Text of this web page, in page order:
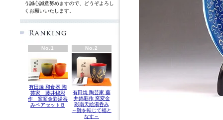
う誠心誠意努めますので、どうぞよろし
くお願いいたします。
No.1
有田焼 和食器 陶
芸家 藤井錦彩
作 窯変金彩湯呑
みペアセットＢ
No.2
有田焼 陶芸家 藤
井錦彩作 窯変金
彩南天絵湯呑み
～難を転じて福と
なす～